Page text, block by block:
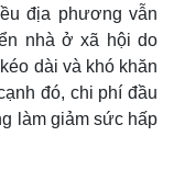
địa phương vẫn
nhà ở xã hội do
dài và khó khăn
đó, chi phí đầu
làm giảm sức hấp